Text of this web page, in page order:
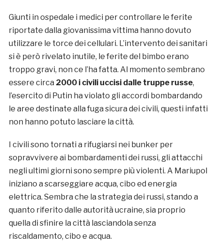
Giunti in ospedale i medici per controllare le ferite
riportate dalla giovanissima vittima hanno dovuto
utilizzare le torce dei cellulari. L’intervento dei sanitari
si è però rivelato inutile, le ferite del bimbo erano
troppo gravi, non ce l’ha fatta. Al momento sembrano
essere circa 2000 i civili uccisi dalle truppe russe,
l’esercito di Putin ha violato gli accordi bombardando
le aree destinate alla fuga sicura dei civili, questi infatti
non hanno potuto lasciare la città.
I civili sono tornati a rifugiarsi nei bunker per
sopravvivere ai bombardamenti dei russi, gli attacchi
negli ultimi giorni sono sempre più violenti. A Mariupol
iniziano a scarseggiare acqua, cibo ed energia
elettrica. Sembra che la strategia dei russi, stando a
quanto riferito dalle autorità ucraine, sia proprio
quella di sfinire la città lasciandola senza
riscaldamento, cibo e acqua.